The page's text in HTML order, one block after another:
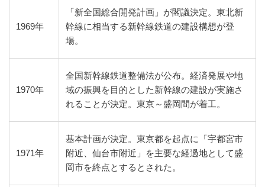
1969年
「新全国総合開発計画」が閣議決定。東北新
幹線に相当する新幹線鉄道の建設構想が登
場。
1970年
全国新幹線鉄道整備法が公布。経済発展や地
域の振興を目的とした新幹線の建設が実施さ
れることが決定。東京～盛岡間が着工。
1971年
基本計画が決定。東京都を起点に「宇都宮市
附近、仙台市附近」を主要な経過地として盛
岡市を終点とするとされた。